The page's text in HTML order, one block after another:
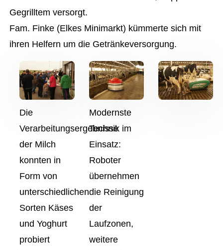
Gegrilltem versorgt.
Fam. Finke (Elkes Minimarkt) kümmerte sich mit
ihren Helfern um die Getränkeversorgung.
Die
Verarbeitungsergebnisse
der Milch
konnten in
Form von
unterschiedlichen
Sorten Käses
und Yoghurt
probiert
Modernste
Technik im
Einsatz:
Roboter
übernehmen
die Reinigung
der
Laufzonen,
weitere